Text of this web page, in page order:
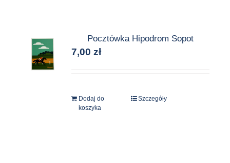
Pocztówka Hipodrom Sopot
7,00zł
Dodaj do
koszyka
Szczegóły